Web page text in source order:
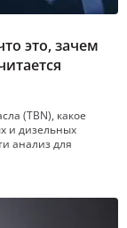
это, зачем
(TBN), какое
и дизельных
анализ для